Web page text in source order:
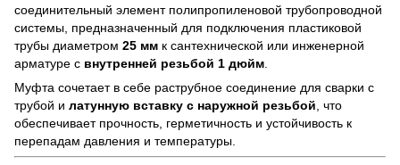
соединительный элемент полипропиленовой трубопроводной
системы, предназначенный для подключения пластиковой
трубы диаметром 25 мм к сантехнической или инженерной
арматуре с внутренней резьбой 1 дюйм
Муфта сочетает в себе раструбное соединение для сварки с
трубой и латунную вставку с наружной резьбой , что
обеспечивает прочность, герметичность и устойчивость к
перепадам давления и температуры.